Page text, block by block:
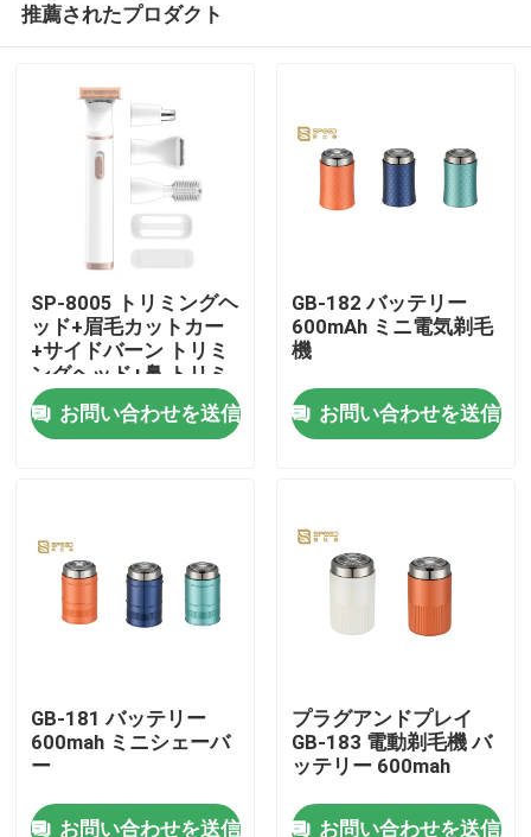
製品
企業情報
会社案内
推薦されたプロダクト
SP-8005 トリミングヘ
ッド+眉毛カットカー
+サイドバーン トリミ
ングヘッド+鼻 トリミ
ングヘッド+クームラ
イン+保護用
お問い合わせを送信
GB-182 バッテリー
600mAh ミニ電気剃毛
機
お問い合わせを送信
GB-181 バッテリー
600mah ミニシェーバ
ー
お問い合わせを送信
プラグアンドプレイ
GB-183 電動剃毛機 バ
ッテリー 600mah
お問い合わせを送信